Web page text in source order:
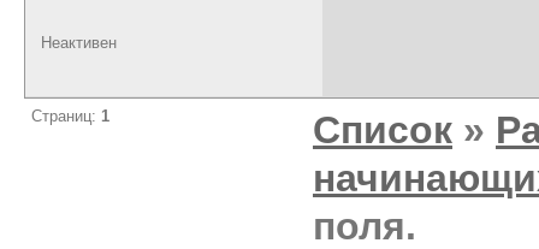
Неактивен
Страниц: 1 Список »
поля.